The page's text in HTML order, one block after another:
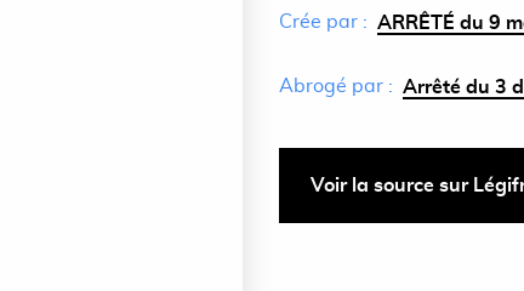
Crée par : ARRÊTÉ du 9
Abrogé par : Arrêté du 3
Voir la source sur